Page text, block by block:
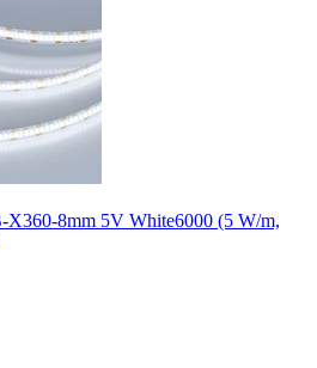
X360-8mm 5V White6000 (5 W/m,